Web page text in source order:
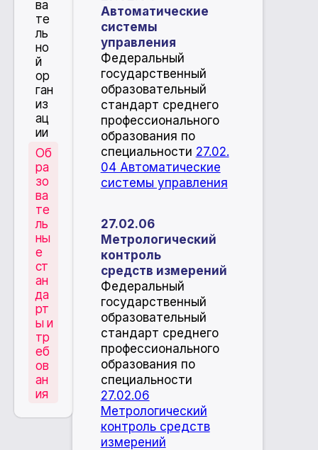
ва
те
ль
но
й
ор
ган
из
ац
ии
Об
ра
зо
ва
те
ль
ны
е
ст
ан
да
рт
ы и
тр
еб
ов
ан
ия
Автоматические
системы
управления
Федеральный
государственный
образовательный
стандарт среднего
профессионального
образования по
специальности 27.02.
04 Автоматические
системы управления
27.02.06
Метрологический
контроль
средств измерений
Федеральный
государственный
образовательный
стандарт среднего
профессионального
образования по
специальности
27.02.06
Метрологический
контроль средств
измерений